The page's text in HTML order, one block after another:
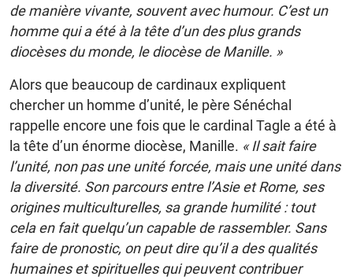
de manière vivante, souvent avec humour. C’est un
homme qui a été à la tête d’un des plus grands
diocèses du monde, le diocèse de Manille. »
Alors que beaucoup de cardinaux expliquent
chercher un homme d’unité, le père Sénéchal
rappelle encore une fois que le cardinal Tagle a été à
la tête d’un énorme diocèse, Manille. « Il sait faire
l’unité, non pas une unité forcée, mais une unité dans
la diversité. Son parcours entre l’Asie et Rome, ses
origines multiculturelles, sa grande humilité : tout
cela en fait quelqu’un capable de rassembler. Sans
faire de pronostic, on peut dire qu’il a des qualités
humaines et spirituelles qui peuvent contribuer